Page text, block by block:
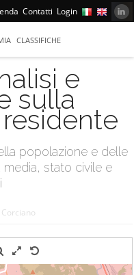
Contatti Login
CLASSIFICHE
e
sulla
popolazione e delle
stato civile e
Corciano